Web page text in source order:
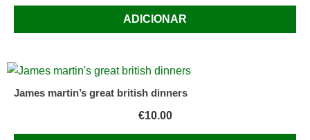
ADICIONAR
James martin’s great british dinners
€10.00